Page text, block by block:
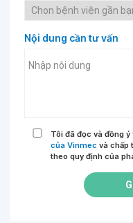
Nội dung cần tư vấn
Tôi đã đọc và đồng ý
của Vinmec và chấp
theo quy định của